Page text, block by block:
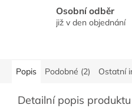
Osobní odběr
již v den objednání
Popis Podobné (2) Ostatní
Detailní popis produktu